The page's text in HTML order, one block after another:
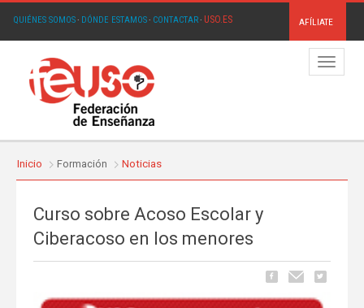
QUIÉNES SOMOS· DÓNDE ESTAMOS· CONTACTAR· USO.ES AFÍLIATE
Menú
Inicio Formación Noticias
Curso sobre Acoso Escolar y
Ciberacoso en los menores